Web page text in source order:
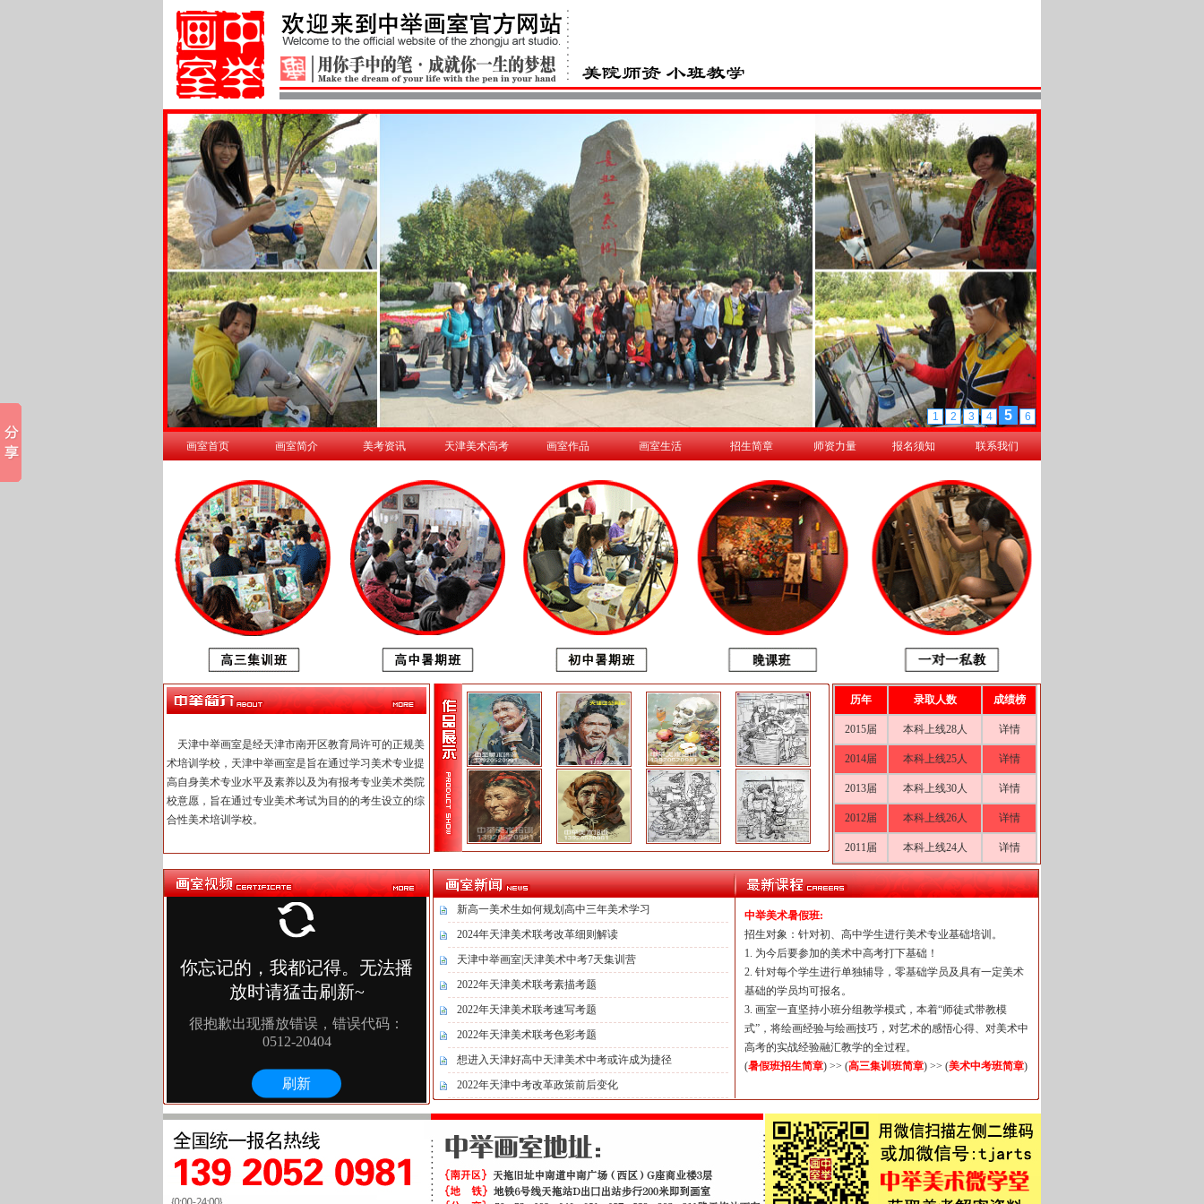
画室首页 画室简介 美考资讯 天津美术高考 画室作品 画室生活 招生简章 师资力量 报名须知 联系我们
天津中举画室是经天津市南开区教育局许可的正规美
术培训学校，天津中举画室是旨在通过学习美术专业提
高自身美术专业水平及素养以及为有报考专业美术类院
校意愿，旨在通过专业美术考试为目的的考生设立的综
合性美术培训学校。
历年 录取人数 成绩榜
2015届 本科上线28人 详情
2014届 本科上线25人 详情
2013届 本科上线30人 详情
2012届 本科上线26人 详情
2011届 本科上线24人 详情
新高一美术生如何规划高中三年美术学习
2024年天津美术联考改革细则解读
天津中举画室|天津美术中考7天集训营
2022年天津美术联考素描考题
2022年天津美术联考速写考题
2022年天津美术联考色彩考题
想进入天津好高中天津美术中考或许成为捷径
2022年天津中考改革政策前后变化
中举美术暑假班:
招生对象：针对初、高中学生进行美术专业基础培训。
1. 为今后要参加的美术中高考打下基础！
2. 针对每个学生进行单独辅导，零基础学员及具有一定美术
基础的学员均可报名。
3. 画室一直坚持小班分组教学模式，本着“师徒式带教模
式”，将绘画经验与绘画技巧，对艺术的感悟心得、对美术中
高考的实战经验融汇教学的全过程。
(暑假班招生简章) >> (高三集训班简章) >> (美术中考班简章)